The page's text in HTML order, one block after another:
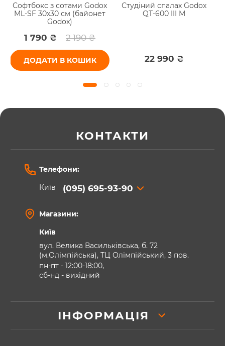
Софтбокс з сотами Godox
ML-SF 30x30 см (байонет
Godox)
1 790 ₴ 2 190 ₴
ДОДАТИ В КОШИК
Студіний спалах Godox
QT-600 III M
22 990 ₴
КОНТАКТИ
Телефони:
Київ
(095) 695-93-90
Магазини:
Київ
вул. Велика Васильківська, б. 72
(м.Олімпійська), ТЦ Олімпійський, 3 пов.
пн-пт - 12:00-18:00,
сб-нд - вихідний
ІНФОРМАЦІЯ